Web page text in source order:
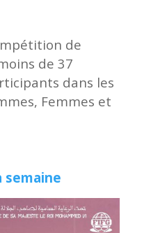
de
de 37
dans les
Femmes et
semaine